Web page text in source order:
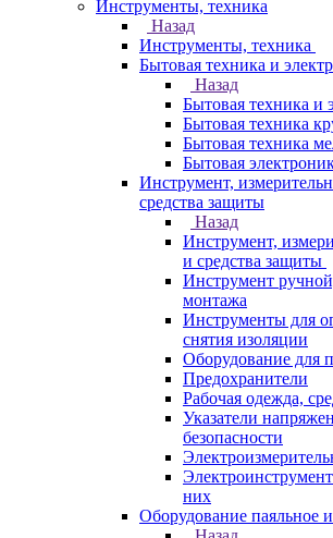
Инструменты, техника
Назад
Инструменты, техника
Бытовая техника и
Назад
Бытовая техника и
Бытовая техника
Бытовая техника
Бытовая
Инструмент,
средства защиты
Назад
Инструмент,
и средства защиты
Инструмент
монтажа
Инструменты для
снятия изоляции
Оборудование для
Предохранители
Рабочая одежда,
Указатели
безопасности
них
Оборудование паяльное